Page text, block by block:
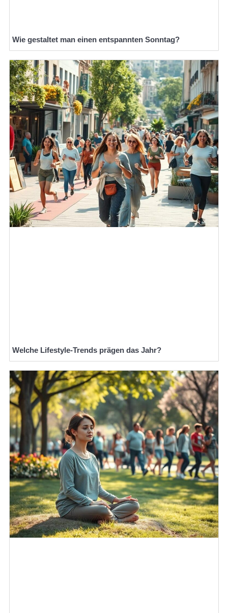
Wie gestaltet man einen entspannten Sonntag?
Welche Lifestyle-Trends prägen das Jahr?